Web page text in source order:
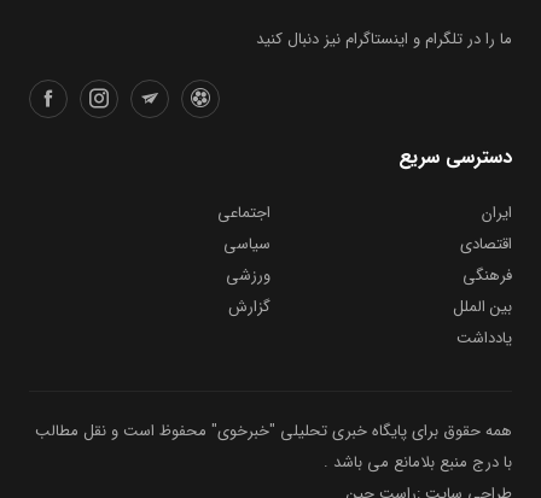
ما را در تلگرام و اینستاگرام نیز دنبال کنید
دسترسی سریع
ایران
اجتماعی
اقتصادی
سیاسی
فرهنگی
ورزشی
بین الملل
گزارش
یادداشت
همه حقوق برای پایگاه خبری تحلیلی "خبرخوی" محفوظ است و نقل مطالب
با درج منبع بلامانع می باشد .